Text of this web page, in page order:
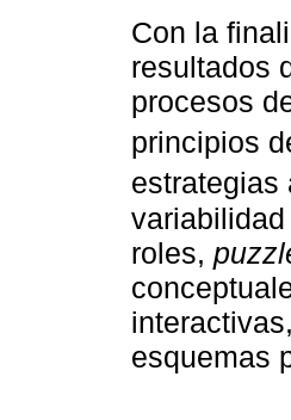
Con la
resultados
procesos
principios
roles,
esquemas